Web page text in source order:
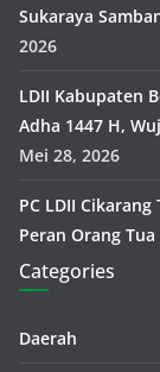
Sukaraya
2026
LDII Kabupaten
Adha 1447 H,
Mei 28, 2026
PC LDII
Peran Orang
Categories
Daerah